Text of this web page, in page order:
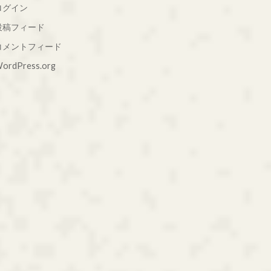
グイン
稿フィード
メントフィード